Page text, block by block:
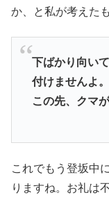
か、と私が考えた
下ばかり向い
付けませんよ。
この先、クマ
これでもう登坂中
りますね。お礼は